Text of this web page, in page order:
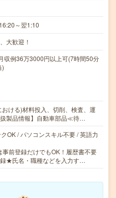
～翌1:10
大歓迎！
例36万3000円以上可(7時間50分
)
ける)材料投入、切削、検査、運
製品情報】自動車部品≪待…
OK / パソコンスキル不要 / 英語力
前登録だけでもOK！履歴書不要
★氏名・職種などを入力す…